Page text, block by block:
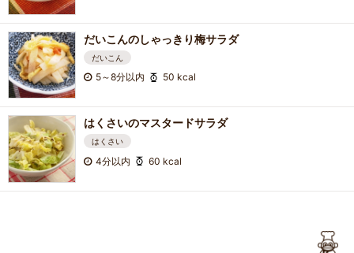
だいこんのしゃっきり梅サラダ
だいこん
5～8分以内 50 kcal
はくさいのマスタードサラダ
はくさい
4分以内 60 kcal